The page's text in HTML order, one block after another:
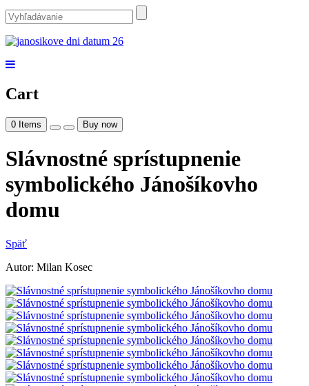
Cart
0 Items Buy now
Slávnostné sprístupnenie
symbolického Jánošíkovho
domu
Späť
Autor: Milan Kosec